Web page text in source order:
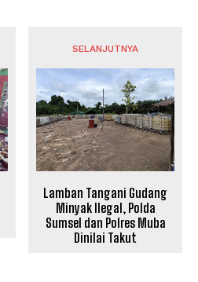
SELANJUTNYA
Lamban Tangani Gudang
Minyak Ilegal, Polda
Sumsel dan Polres Muba
Dinilai Takut